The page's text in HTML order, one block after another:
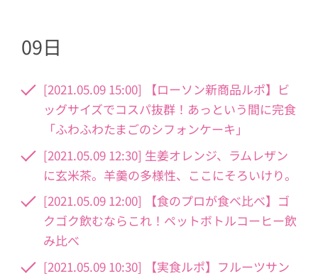
09日
[2021.05.09 15:00] 【ローソン新商品ルポ】ビ
ッグサイズでコスパ抜群！あっという間に完食
「ふわふわたまごのシフォンケーキ」
[2021.05.09 12:30] 生姜オレンジ、ラムレザン
に玄米茶。羊羹の多様性、ここにそろいけり。
[2021.05.09 12:00] 【食のプロが食べ比べ】ゴ
クゴク飲むならこれ！ペットボトルコーヒー飲
み比べ
[2021.05.09 10:30] 【実食ルポ】フルーツサン